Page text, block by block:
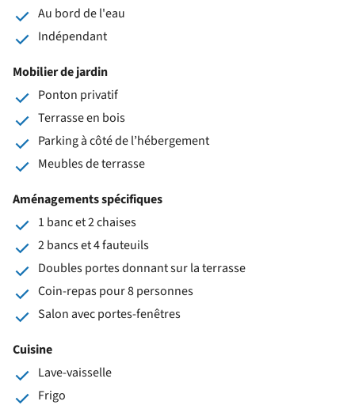
Au bord de l'eau
Indépendant
Mobilier de jardin
Ponton privatif
Terrasse en bois
Parking à côté de l’hébergement
Meubles de terrasse
Aménagements spécifiques
1 banc et 2 chaises
2 bancs et 4 fauteuils
Doubles portes donnant sur la terrasse
Coin-repas pour 8 personnes
Salon avec portes-fenêtres
Cuisine
Lave-vaisselle
Frigo